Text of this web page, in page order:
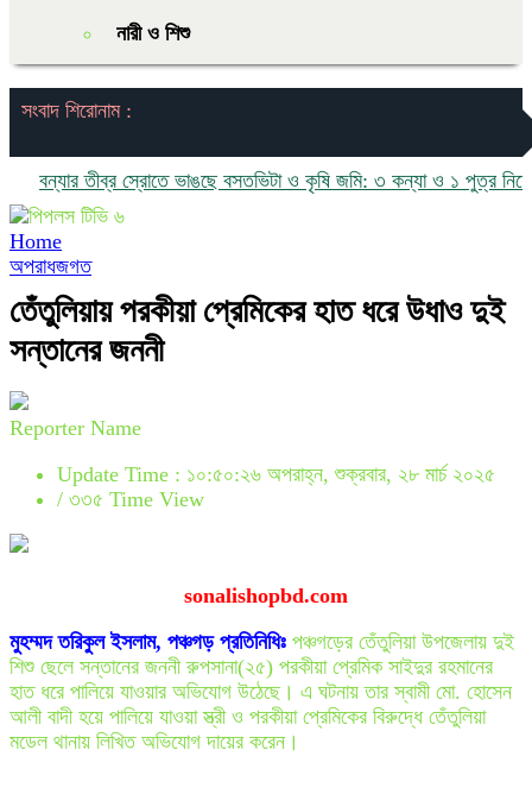
নারী ও শিশু
সংবাদ শিরোনাম :
তীব্র স্রোতে ভাঙছে বসতভিটা ও কৃষি জমি: ৩ কন্যা ও ১ পুত্র নিয়ে চরম
Home
অপরাধজগত
তেঁতুলিয়ায় পরকীয়া প্রেমিকের হাত ধরে উধাও দুই
সন্তানের জননী
Reporter Name
Update Time : ১০:৫০:২৬ অপরাহ্ন, শুক্রবার, ২৮ মার্চ ২০২৫
/ ৩৩৫ Time View
sonalishopbd.com
মুহম্মদ তরিকুল ইসলাম, পঞ্চগড় প্রতিনিধিঃ পঞ্চগড়ের তেঁতুলিয়া উপজেলায় দুই
শিশু ছেলে সন্তানের জননী রুপসানা(২৫) পরকীয়া প্রেমিক সাইদুর রহমানের
হাত ধরে পালিয়ে যাওয়ার অভিযোগ উঠেছে। এ ঘটনায় তার স্বামী মো. হোসেন
আলী বাদী হয়ে পালিয়ে যাওয়া স্ত্রী ও পরকীয়া প্রেমিকের বিরুদ্ধে তেঁতুলিয়া
মডেল থানায় লিখিত অভিযোগ দায়ের করেন।